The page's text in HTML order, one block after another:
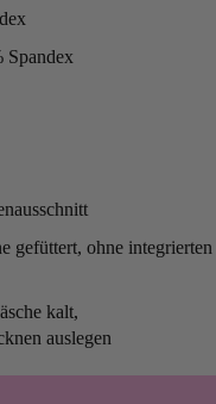
Spandex
gefüttert, ohne integrierten
kalt,
auslegen